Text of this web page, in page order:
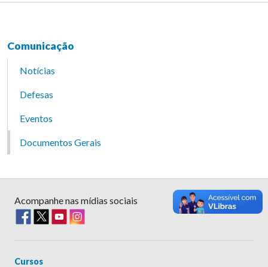
Comunicação
Notícias
Defesas
Eventos
Documentos Gerais
Acompanhe nas mídias sociais
Cursos